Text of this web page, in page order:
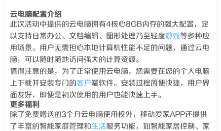
云电脑配置介绍
此次活动中提供的云电脑拥有4核心8GB内存的强大配置，足
以支持日常办公、文档编辑、图形处理乃至轻度游戏等多种应
用场景。用户无需担心本地计算机性能不足的问题，通过云电
脑，可以随时随地访问强大的计算资源。
值得注意的是，为了正常使用云电脑，您需要在您的个人电脑
上下载并安装专门的客户端软件。安装过程简便快捷，用户界
面友好，即便是初次使用的用户也能快速上手。
更多福利
除了免费赠送的3个月云电脑使用权外，移动爱家APP还提供
了丰富的智能家庭管理和生活服务功能，如智能家居控制、家